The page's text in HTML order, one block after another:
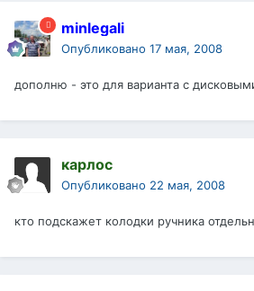
minlegali
Опубликовано 17 мая, 2008
дополню - это для варианта с
карлос
Опубликовано 22 мая, 2008
кто подскажет колодки ручника